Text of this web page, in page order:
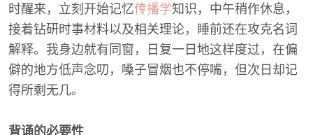
时醒来，立刻开始记忆传播学知识，中午稍作休息，
接着钻研时事材料以及相关理论，睡前还在攻克名词
解释。我身边就有同窗，日复一日地这样度过，在偏
僻的地方低声念叨，嗓子冒烟也不停嘴，但次日却记
得所剩无几。
背诵的必要性